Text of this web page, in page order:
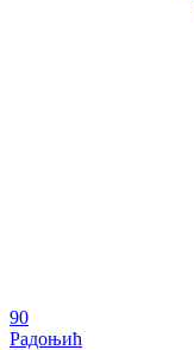
90
Радоњић